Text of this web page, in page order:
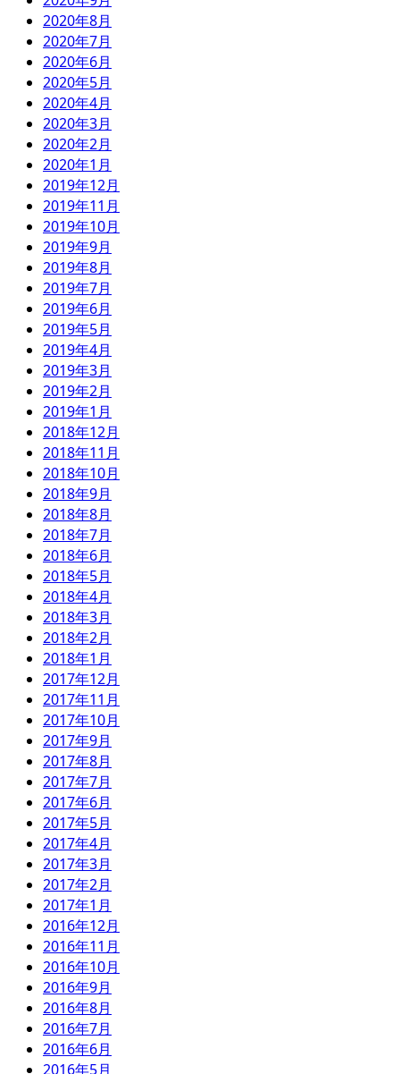
2020年8月
2020年7月
2020年6月
2020年5月
2020年4月
2020年3月
2020年2月
2020年1月
2019年12月
2019年11月
2019年10月
2019年9月
2019年8月
2019年7月
2019年6月
2019年5月
2019年4月
2019年3月
2019年2月
2019年1月
2018年12月
2018年11月
2018年10月
2018年9月
2018年8月
2018年7月
2018年6月
2018年5月
2018年4月
2018年3月
2018年2月
2018年1月
2017年12月
2017年11月
2017年10月
2017年9月
2017年8月
2017年7月
2017年6月
2017年5月
2017年4月
2017年3月
2017年2月
2017年1月
2016年12月
2016年11月
2016年10月
2016年9月
2016年8月
2016年7月
2016年6月
2016年5月